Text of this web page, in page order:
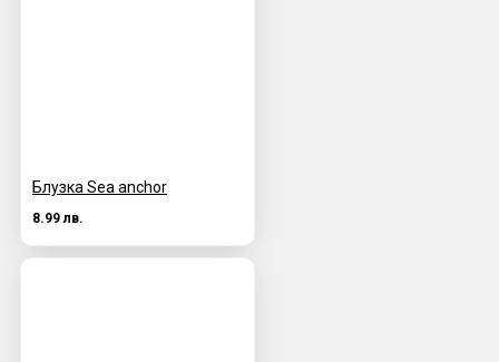
Блузка Sea anchor
8.99 лв.